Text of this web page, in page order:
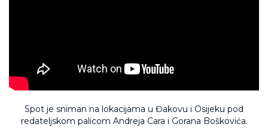
Spot je sniman na lokacijama u Đakovu i Osijeku pod
redateljskom palicom Andreja Cara i Gorana Boškovića.